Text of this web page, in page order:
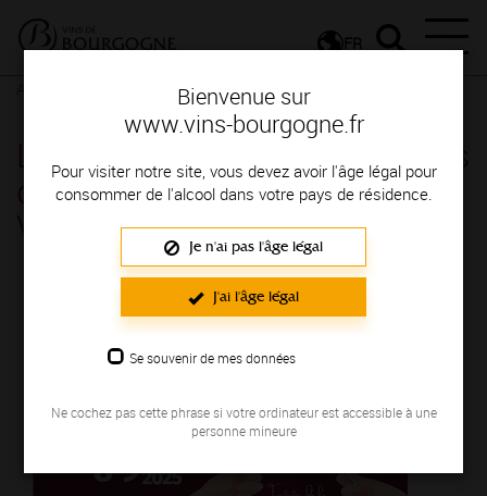
Bienvenue sur
www.vins-bourgogne.fr
Pour visiter notre site, vous devez avoir l'âge légal pour
consommer de l'alcool dans votre pays de résidence.
Je n'ai pas l'âge légal
J'ai l'âge légal
Se souvenir de mes données
Ne cochez pas cette phrase si votre ordinateur est accessible à une
personne mineure
FR
Rendez-vous
La Vente des Vins des Hospices
de Nuits & ses festivités -
Vougeot
Du 08 mars au 09 mars 2025